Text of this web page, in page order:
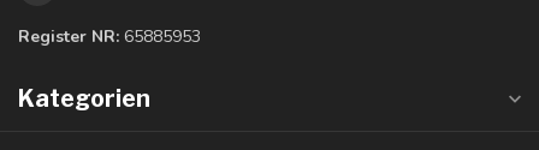
Register NR: 65885953
Kategorien